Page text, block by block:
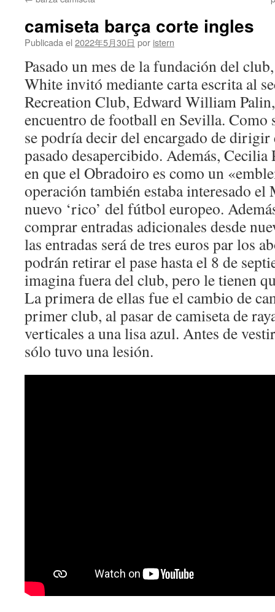
camiseta barça corte ingles
Publicada el 2022年5月30日 por istern
Pasado un mes de la fundación del
White invitó mediante carta escrita al
Recreation Club, Edward William
encuentro de football en Sevilla. Como
se podría decir del encargado de dirigir
pasado desapercibido. Además, Cecilia
en que el Obradoiro es como un
operación también estaba interesado el
nuevo ‘rico’ del fútbol europeo.
comprar entradas adicionales desde
las entradas será de tres euros par los
podrán retirar el pase hasta el 8 de
imagina fuera del club, pero le tienen
La primera de ellas fue el cambio de
primer club, al pasar de camiseta de
verticales a una lisa azul. Antes de
sólo tuvo una lesión.